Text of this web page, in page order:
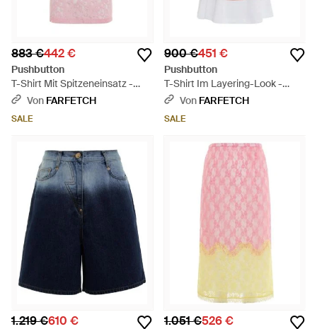
883 €442 €
Pushbutton
T-Shirt Mit Spitzeneinsatz -
PinkVon FARFETCH
SALE
900 €451 €
Pushbutton
T-Shirt Im Layering-Look -
WeißVon FARFETCH
SALE
1.219 €610 € 1.051 €526 €